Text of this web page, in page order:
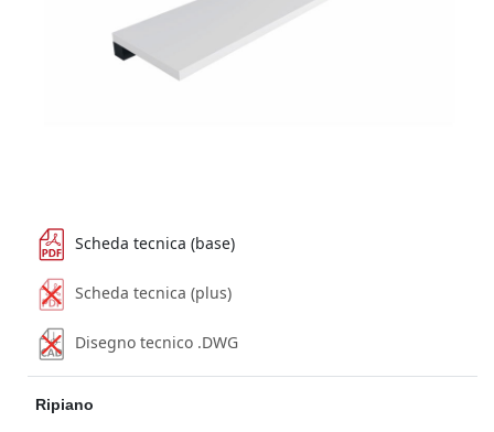
Scheda tecnica (base)
Scheda tecnica (plus)
Disegno tecnico .DWG
Ripiano